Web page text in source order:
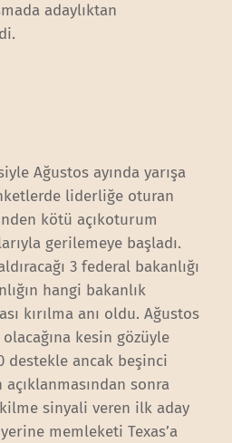
adaylıktan
Ağustos ayında yarışa
liderliğe oturan
kötü açıkoturum
gerilemeye başladı.
3 federal bakanlığı
hangi bakanlık
kırılma anı oldu. Ağustos
kesin gözüyle
destekle ancak beşinci
sonra
sinyali veren ilk aday
memleketi Texas’a